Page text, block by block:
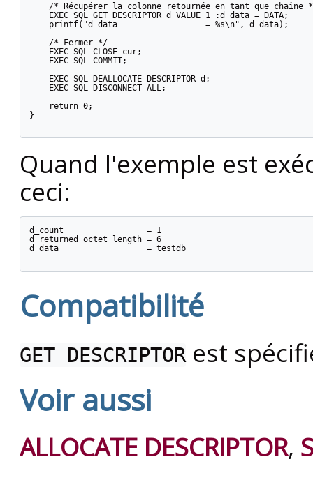
/* Récupérer la colonne retournée en tant que chaîne
    EXEC SQL GET DESCRIPTOR d VALUE 1 :d_data = DATA;
    printf("d_data                  = %s\n", d_data);
    /* Fermer */
    EXEC SQL CLOSE cur;
    EXEC SQL COMMIT;
    EXEC SQL DEALLOCATE DESCRIPTOR d;
    EXEC SQL DISCONNECT ALL;
    return 0;
}
Quand l'exemple est
ceci:
d_count                 = 1
d_returned_octet_length = 6
d_data                  = testdb
Compatibilité
GET DESCRIPTORest
Voir aussi
ALLOCATE DESCRIPTOR,